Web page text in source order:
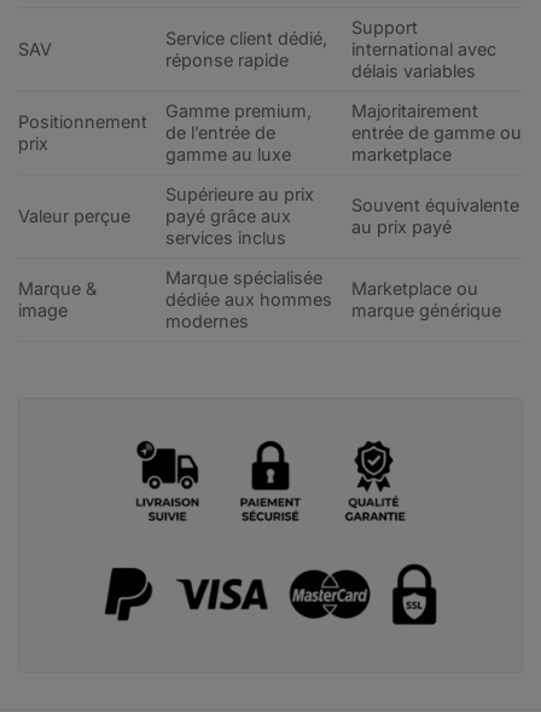
SAV
Service client dédié,
réponse rapide
Support
international avec
délais variables
Positionnement
prix
Gamme premium,
de l’entrée de
gamme au luxe
Majoritairement
entrée de gamme ou
marketplace
Valeur perçue
Supérieure au prix
payé grâce aux
services inclus
Souvent équivalente
au prix payé
Marque &
image
Marque spécialisée
dédiée aux hommes
modernes
Marketplace ou
marque générique